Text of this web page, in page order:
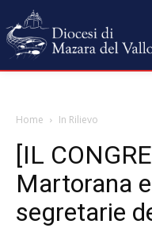
Home In Rilievo
[IL
Martorana
segretarie